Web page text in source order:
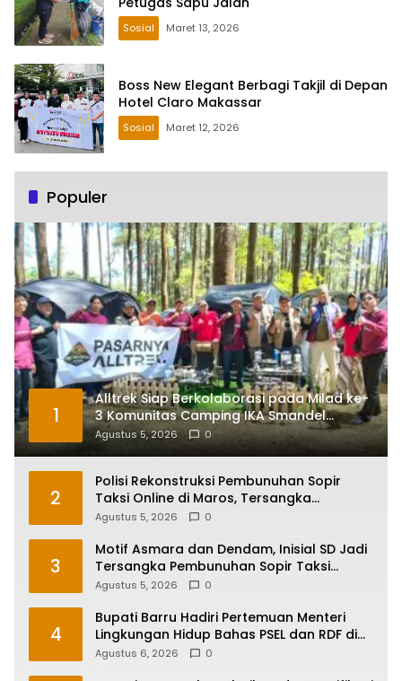
Sosial Maret 13, 2026
Boss New Elegant Berbagi Takjil di Depan
Hotel Claro Makassar
Sosial Maret 12, 2026
Populer
1
Alltrek Siap Berkolaborasi pada Milad ke-
3 Komunitas Camping IKA Smandel
Makassar di Malino
Agustus 5, 2026 0
2
Polisi Rekonstruksi Pembunuhan Sopir
Taksi Online di Maros, Tersangka
Peragakan 24 Adegan
Agustus 5, 2026 0
3
Motif Asmara dan Dendam, Inisial SD Jadi
Tersangka Pembunuhan Sopir Taksi
Online di Maros
Agustus 5, 2026 0
4
Bupati Barru Hadiri Pertemuan Menteri
Lingkungan Hidup Bahas PSEL dan RDF di
Sulsel
Agustus 6, 2026 0